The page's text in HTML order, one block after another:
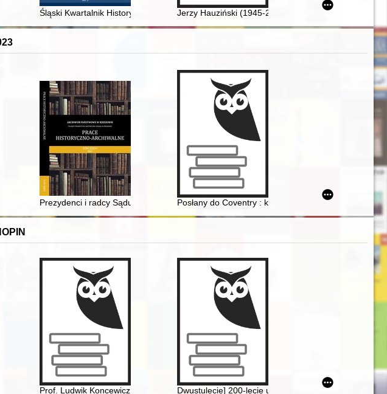
(1878-1897)Śląski Kwartalnik Historyczny Sobótka. R. 77, nr 3 (2022)
Jerzy Hauziński (1945-2021)
w ziemi łęczyckiej do ekspansji na Wschód w XIV-XVII w
Hanna Kowalewska-Marszałek
Prezydenci i radcy Sądu Obwodowego w Rzeszowie (1855-1891)
Posłany do Coventry : ksiądz prałat Celestyn
tenute nella Bibliotheca e Centre di Studia a Roma dell' Accademia Polacca delle Scienze il 6
Prof. Ludwik Koncewicz (1790-1857). Nauczyciel Fryderyka Chopina
Dwustulecie] 200-lecie urodzin Fryderyka Chopina